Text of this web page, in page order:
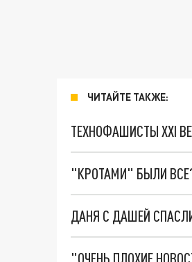
ЧИТАЙТЕ ТАКЖЕ:
ТЕХНОФАШИСТЫ XXI
"КРОТАМИ" БЫЛИ
ДАНЯ С ДАШЕЙ